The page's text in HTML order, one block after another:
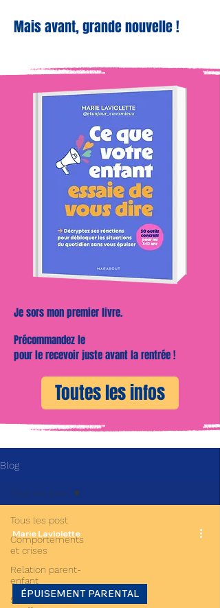
Mais avant, grande nouvelle !
Je sors mon premier livre.
Précommandez le
pour le recevoir juste avant la rentrée !
Toutes les infos
Blog
Tous les post
Comportements
et crises
Relation parent-
enfant
Santé sexuelle
Tous les post
ÉPUISEMENT PARENTAL
Marie Laviolette